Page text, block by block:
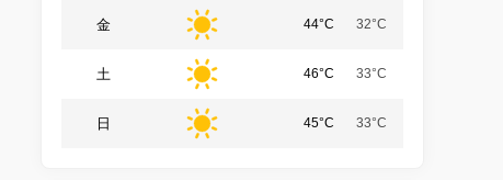
金 44°C 32°C
土 46°C 33°C
日 45°C 33°C